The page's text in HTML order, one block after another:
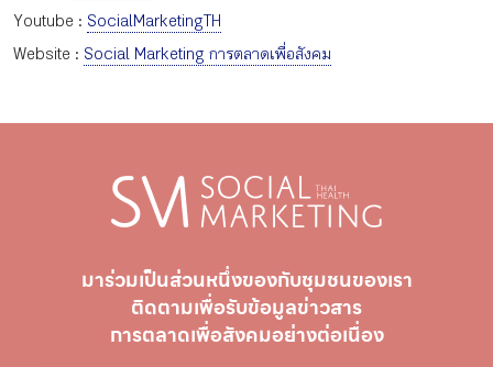
Youtube : SocialMarketingTH
Website : Social Marketing การตลาดเพื่อสังคม
มาร่วมเป็นส่วนหนึ่งของกับชุมชนของเรา
ติดตามเพื่อรับข้อมูลข่าวสาร
การตลาดเพื่อสังคมอย่างต่อเนื่อง